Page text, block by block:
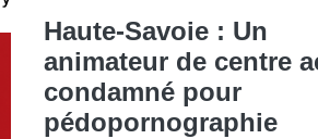
Haute-Savoie : Un
animateur de centre
condamné pour
pédopornographie